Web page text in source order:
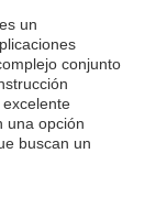
un
conjunto
una opción
buscan un